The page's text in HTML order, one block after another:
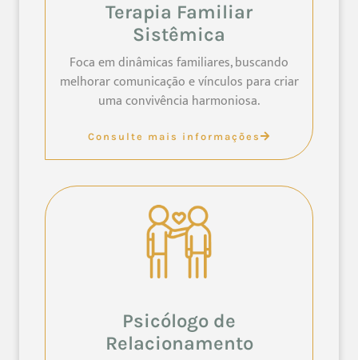
Terapia Familiar
Sistêmica
Foca em dinâmicas familiares, buscando
melhorar comunicação e vínculos para criar
uma convivência harmoniosa.
Consulte mais informações
Psicólogo de
Relacionamento